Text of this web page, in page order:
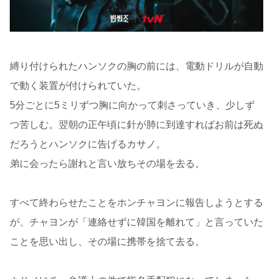
縛り付けられたハンソクの胸の前には、電動ドリルが自動
で動く装置が付けられていた。
5分ごとに5ミリずつ胸に向かって刺さっていき、少しず
つ苦しむ。翌朝の正午頃に針が肺に到達すればお前は死ぬ
だろうとハンソクに告げるカサノ。
弟に会ったら謝れと言い放ちその場を去る。
すべて終わらせたことをホンチャヨンに報告しようとする
が、チャヨンが「連絡せずに韓国を離れて」と言っていた
ことを思い出し、その場に携帯を捨て去る。